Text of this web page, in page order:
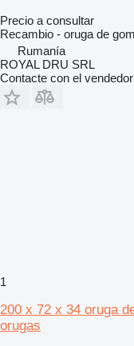
Precio a consultar
Recambio - oruga de
Rumanía
ROYAL DRU SRL
Contacte con el vendedor
1
200 x 72 x 34 oruga
orugas